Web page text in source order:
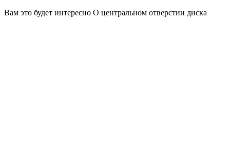
Вам это будет интересно О центральном отверстии диска